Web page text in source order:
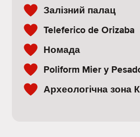
Залізний палац
Teleferico de Orizaba
Номада
Poliform Mier y
Археологічна зона